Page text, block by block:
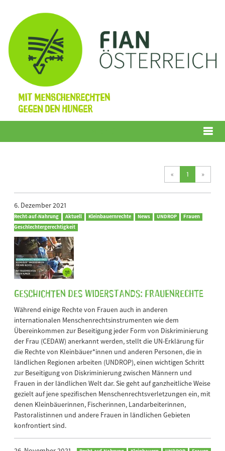
Mit Menschenrechten
gegen den Hunger
« 1 (current)
»
6. Dezember 2021
Recht-auf-Nahrung Aktuell Kleinbauernrechte News UNDROP
Frauen
Geschlechtergerechtigkeit
Geschichten des Widerstands: Frauenrechte
Während einige Rechte von Frauen auch in anderen
internationalen Menschenrechtsinstrumenten wie dem
Übereinkommen zur Beseitigung jeder Form von Diskriminierung
der Frau (CEDAW) anerkannt werden, stellt die UN-Erklärung für
die Rechte von Kleinbäuer*innen und anderen Personen, die in
ländlichen Regionen arbeiten (UNDROP), einen wichtigen Schritt
zur Beseitigung von Diskriminierung zwischen Männern und
Frauen in der ländlichen Welt dar. Sie geht auf ganzheitliche Weise
gezielt auf jene spezifischen Menschenrechtsverletzungen ein, mit
denen Kleinbäuerinnen, Fischerinnen, Landarbeiterinnen,
Pastoralistinnen und andere Frauen in ländlichen Gebieten
konfrontiert sind.